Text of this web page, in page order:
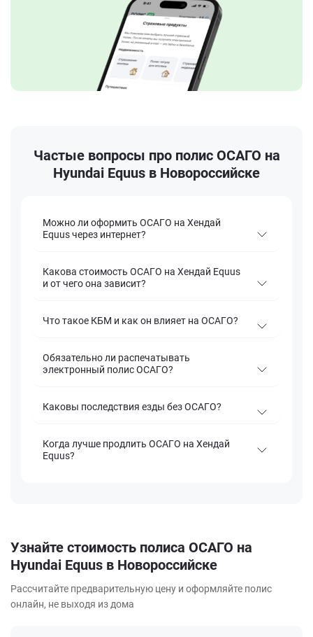
Частые вопросы про полис ОСАГО на
Hyundai Equus в Новороссийске
Можно ли оформить ОСАГО на Хендай
Equus через интернет?
Какова стоимость ОСАГО на Хендай Equus
и от чего она зависит?
Что такое КБМ и как он влияет на ОСАГО?
Обязательно ли распечатывать
электронный полис ОСАГО?
Каковы последствия езды без ОСАГО?
Когда лучше продлить ОСАГО на Хендай
Equus?
Узнайте стоимость полиса ОСАГО на
Hyundai Equus в Новороссийске
Рассчитайте предварительную цену и оформляйте полис
онлайн, не выходя из дома